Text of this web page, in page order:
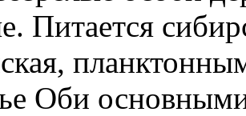
Питается
Оби